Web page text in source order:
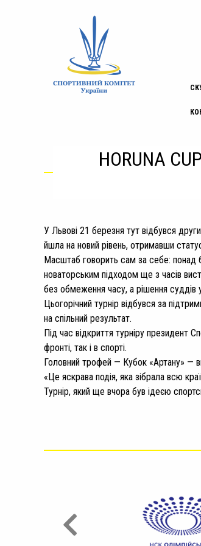
HORUNA
У Львові 21 березня тут відбувся
йшла на новий рівень, отримавши
Масштаб говорить сам за себе: понад
новаторським підходом ще з часів
без обмеження часу, а рішення суддів
Цьогорічний турнір відбувся за
на спільний результат.
Під час відкриття турніру президент
фронті, так і в спорті.
Головний трофей — Кубок «Артану» —
«Це яскрава подія, яка зібрала всю
Турнір, який ще вчора був ідеєю